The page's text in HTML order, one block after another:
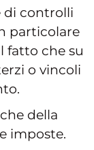
di controlli
particolare
fatto che su
o vincoli
della
imposte.